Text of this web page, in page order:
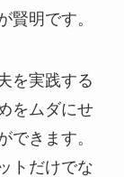
賢明です。
を実践する
をムダにせ
できます。
トだけでな